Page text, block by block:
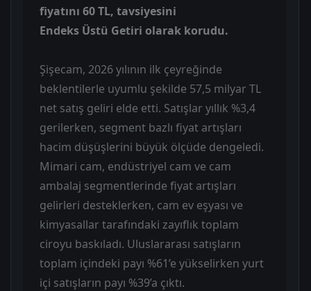
fiyatını 60 TL, tavsiyesini
Endeks Üstü Getiri olarak korudu.
Şişecam, 2026 yılının ilk çeyreğinde
beklentilerle uyumlu şekilde 57,5 milyar TL
net satış geliri elde etti. Satışlar yıllık %3,4
gerilerken, segment bazlı fiyat artışları
hacim düşüşlerini büyük ölçüde dengeledi.
Mimari cam, endüstriyel cam ve cam
ambalaj segmentlerinde fiyat artışları
gelirleri desteklerken, cam ev eşyası ve
kimyasallar tarafındaki zayıflık toplam
ciroyu baskıladı. Uluslararası satışların
toplam içindeki payı %61’e yükselirken yurt
içi satışların payı %39’a çıktı.